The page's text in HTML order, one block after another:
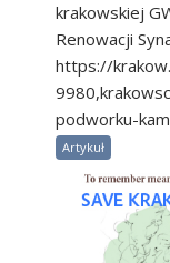
krakowskiej
Renowacji
https://
podworku-
Artykuł